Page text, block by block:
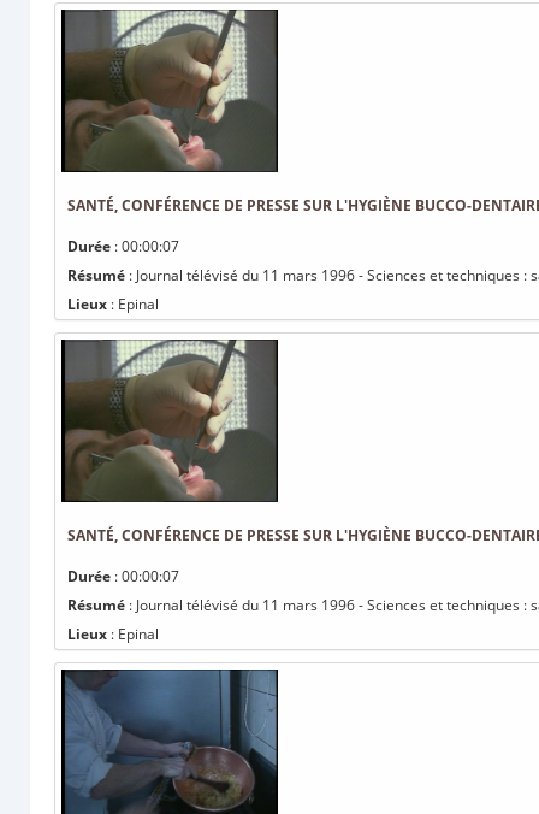
SANTÉ, CONFÉRENCE DE PRESSE SUR L'HYGIÈNE BUCCO-
Durée : 00:00:07
Résumé : Journal télévisé du 11 mars 1996 - Sciences et techniques
Lieux : Epinal
SANTÉ, CONFÉRENCE DE PRESSE SUR L'HYGIÈNE BUCCO-
Durée : 00:00:07
Résumé : Journal télévisé du 11 mars 1996 - Sciences et techniques
Lieux : Epinal